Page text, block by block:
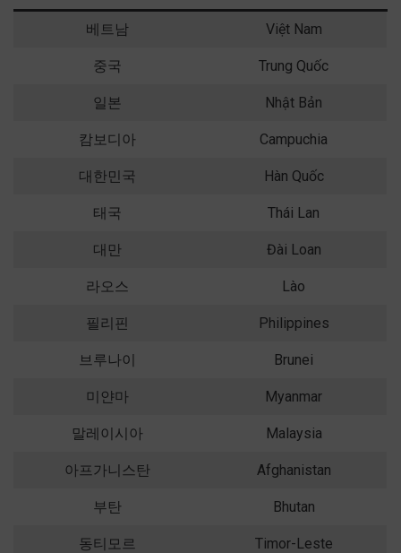
베트남 Việt Nam
중국 Trung Quốc
일본 Nhật Bản
캄보디아 Campuchia
대한민국 Hàn Quốc
태국 Thái Lan
대만 Đài Loan
라오스 Lào
필리핀 Philippines
브루나이 Brunei
미얀마 Myanmar
말레이시아 Malaysia
아프가니스탄 Afghanistan
부탄 Bhutan
동티모르 Timor-Leste